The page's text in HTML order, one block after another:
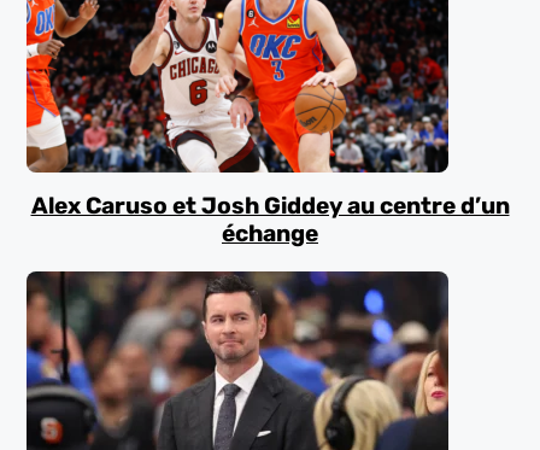
Alex Caruso et Josh Giddey au centre d’un
échange